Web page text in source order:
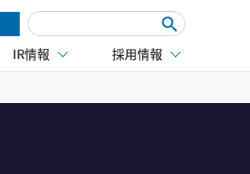
IR情報 採用情報